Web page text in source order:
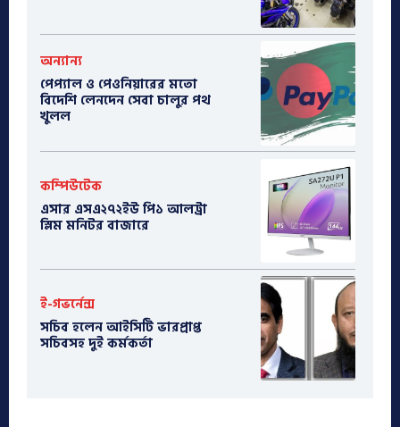
অন্যান্য
পেপ্যাল ও পেওনিয়ারের মতো
বিদেশি লেনদেন সেবা চালুর পথ
খুলল
কম্পিউটেক
এসার এসএ২৭২ইউ পি১ আলট্রা
স্লিম মনিটর বাজারে
ই-গভর্নেন্স
সচিব হলেন আইসিটি ভারপ্রাপ্ত
সচিবসহ দুই কর্মকর্তা